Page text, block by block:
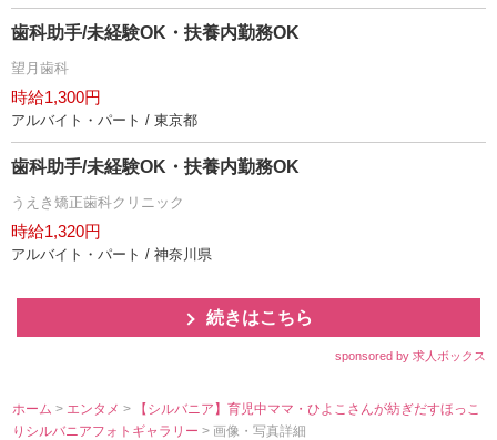
歯科助手/未経験OK・扶養内勤務OK
望月歯科
時給1,300円
アルバイト・パート / 東京都
歯科助手/未経験OK・扶養内勤務OK
うえき矯正歯科クリニック
時給1,320円
アルバイト・パート / 神奈川県
続きはこちら
sponsored by 求人ボックス
ホーム > エンタメ>
【シルバニア】育児中ママ・ひよこさんが紡ぎだすほっこ
りシルバニアフォトギャラリー> 画像・写真詳細